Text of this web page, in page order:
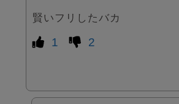
賢いフリしたバカ
1 2